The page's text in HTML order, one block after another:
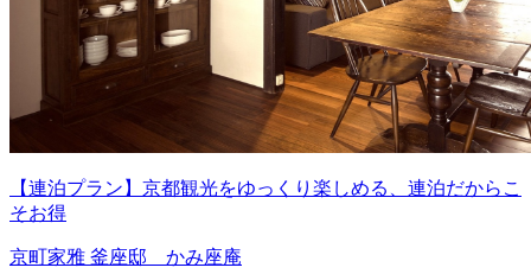
【連泊プラン】京都観光をゆっくり楽しめる、連泊だからこ
そお得
京町家雅 釜座邸 かみ座庵